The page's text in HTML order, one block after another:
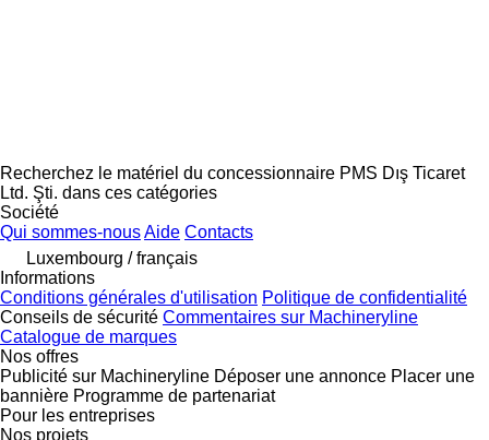
Recherchez le matériel du concessionnaire PMS Dış Ticaret
Ltd. Şti. dans ces catégories
Société
Qui sommes-nousAide Contacts
Luxembourg / français
Informations
Conditions générales d'utilisation Politique de confidentialité
Conseils de sécurité Commentaires sur Machineryline
Catalogue de marques
Nos offres
Publicité sur Machineryline Déposer une annonce Placer une
bannière Programme de partenariat
Pour les entreprises
Nos projets